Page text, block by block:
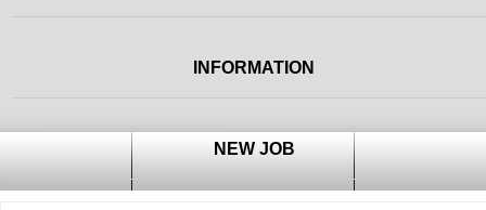
INFORMATION
NEW JOB